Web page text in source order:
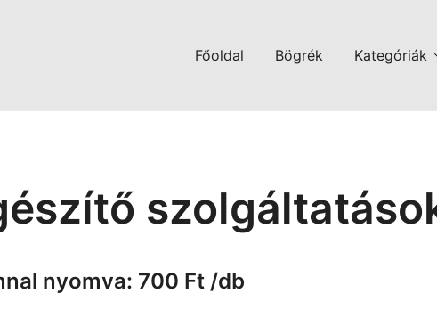
Főoldal Bögrék Kategóriák
nyomva: 700 Ft /db